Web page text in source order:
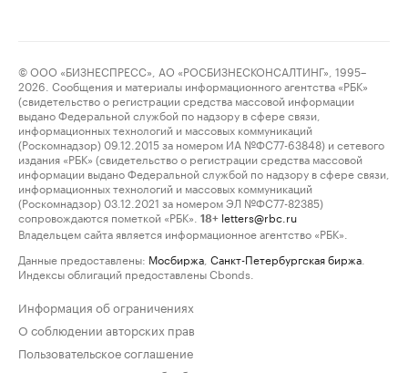
© ООО «БИЗНЕСПРЕСС», АО «РОСБИЗНЕСКОНСАЛТИНГ», 1995–
2026. Сообщения и материалы информационного агентства «РБК»
(свидетельство о регистрации средства массовой информации
выдано Федеральной службой по надзору в сфере связи,
информационных технологий и массовых коммуникаций
(Роскомнадзор) 09.12.2015 за номером ИА №ФС77-63848) и сетевого
издания «РБК» (свидетельство о регистрации средства массовой
информации выдано Федеральной службой по надзору в сфере связи,
информационных технологий и массовых коммуникаций
(Роскомнадзор) 03.12.2021 за номером ЭЛ №ФС77-82385)
сопровождаются пометкой «РБК».
18+ letters@rbc.ru
Владельцем сайта является информационное агентство «РБК».
Данные предоставлены: Мосбиржа Санкт-Петербургская биржа
Индексы облигаций предоставлены Cbonds.
Информация об ограничениях
О соблюдении авторских прав
Пользовательское соглашение